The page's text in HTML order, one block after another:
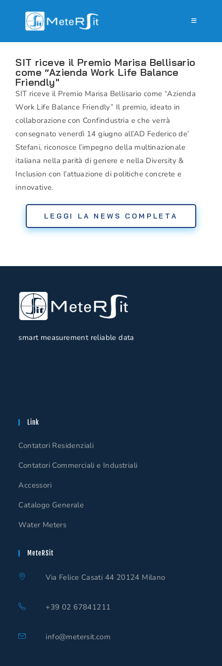
SIT riceve il Premio Marisa Bellisario
come “Azienda Work Life Balance
Friendly"
SIT riceve il Premio Marisa Bellisario come “Azienda
Work Life Balance Friendly” Il premio, ideato in
collaborazione con Confindustria e che verrà
consegnato venerdì 14 giugno all’AD Federico de’
Stefani, riconosce l’impegno della multinazionale
italiana nella parità di genere e nella Diversity &
Inclusion con l’attuazione di politiche concrete e
innovative.
LEGGI LA NEWS COMPLETA
smart measurement reliable data
Link
Contatori Residenziali
Contatori Commerciali e Industriali
Accessori
Catalogo Generale
Water Meters
MeteRSit
Via Felice Casati 44 20124 Milano
+39 02 67841211
info@metersit.com